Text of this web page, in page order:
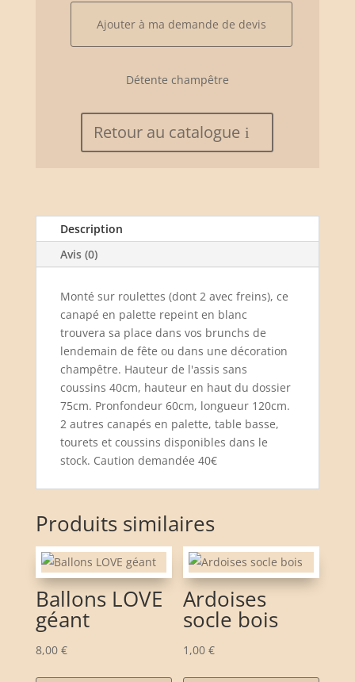
Ajouter à ma demande de devis
Détente champêtre
Retour au catalogue
Description
Avis (0)
Monté sur roulettes (dont 2 avec freins), ce
canapé en palette repeint en blanc
trouvera sa place dans vos brunchs de
lendemain de fête ou dans une décoration
champêtre. Hauteur de l'assis sans
coussins 40cm, hauteur en haut du dossier
75cm. Pronfondeur 60cm, longueur 120cm.
2 autres canapés en palette, table basse,
tourets et coussins disponibles dans le
stock. Caution demandée 40€
Produits similaires
Ballons LOVE
géant
8,00 €
Ardoises
socle bois
1,00€